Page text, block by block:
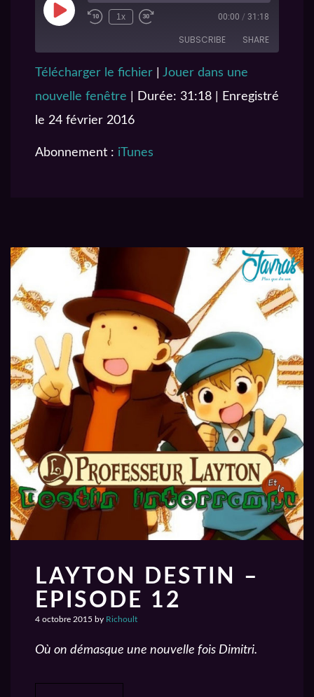
1x 00:00 / 31:18
SUBSCRIBE SHARE
LINK
Télécharger le fichier
Jouer dans une
nouvelle fenêtre
Durée: 31:18
Enregistré
le 24 février 2016
Abonnement : iTunes
LAYTON DESTIN –
EPISODE 12
4 octobre 2015 by Richoult
Où on démasque une nouvelle fois Dimitri.